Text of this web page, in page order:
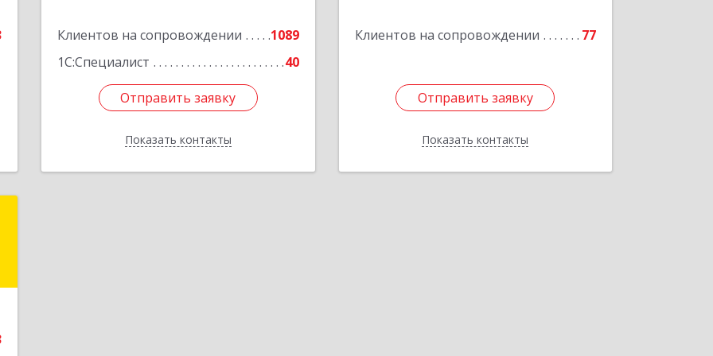
Клиентов на сопровождении
1089
1С:Специалист
40
Отправить заявку
Показать контакты
Подробнее
Отправить заявку
Назад
Клиентов на сопровождении 77
Отправить заявку
Показать контакты
Подробнее
Отправить заявку
Назад